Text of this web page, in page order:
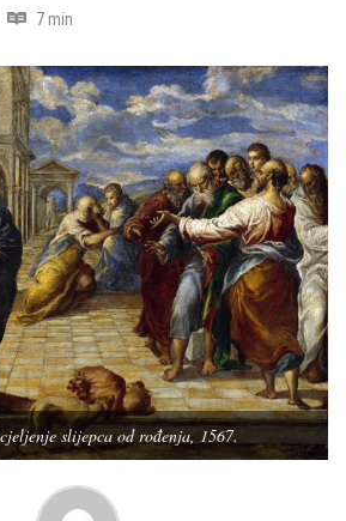
7 min
slijepca od rođenja, 1567.